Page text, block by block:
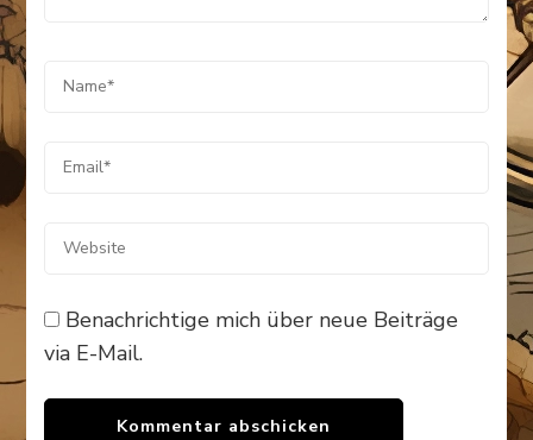
Benachrichtige mich über neue Beiträge
via E-Mail.